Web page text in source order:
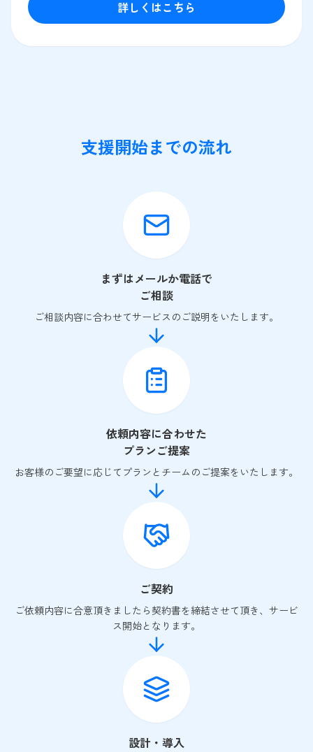
詳しくはこちら
支援開始までの流れ
まずはメールか電話で
ご相談
ご相談内容に合わせてサービスのご説明をいたします。
依頼内容に合わせた
プランご提案
お客様のご要望に応じてプランとチームのご提案をいたします。
ご契約
ご依頼内容に合意頂きましたら契約書を締結させて頂き、サービ
ス開始となります。
設計・導入